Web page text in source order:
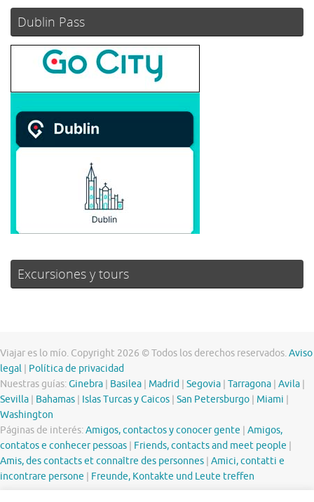
Dublin Pass
Excursiones y tours
Viajar es lo mío. Copyright 2026 © Todos los derechos reservados.Aviso
legal
Política de privacidad
Nuestras guías:Ginebra Basilea Madrid Segovia Tarragona Avila
Sevilla
Bahamas Islas Turcas y Caicos San Petersburgo Miami
Washington
Páginas de interés:Amigos, contactos y conocer gente
Amigos,
contatos e conhecer pessoas
Friends, contacts and meet people
Amis, des contacts et connaître des personnes Amici, contatti e
incontrare persone
Freunde, Kontakte und Leute treffen